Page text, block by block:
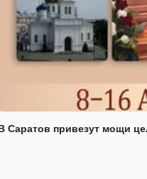
Саратов привезут мощи